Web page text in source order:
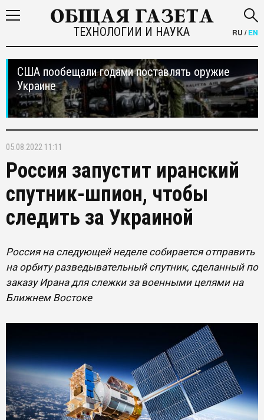
ТЕХНОЛОГИИ И НАУКА RU /EN
США пообещали годами поставлять оружие
Украине
05.08.2022 11:11
Россия запустит иранский
спутник-шпион, чтобы
следить за Украиной
Россия на следующей неделе собирается отправить
на орбиту разведывательный спутник, сделанный по
заказу Ирана для слежки за военными целями на
Ближнем Востоке